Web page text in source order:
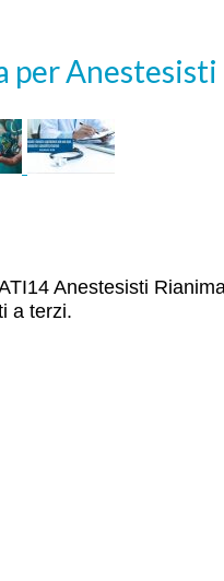
per
Anestesisti
a terzi.